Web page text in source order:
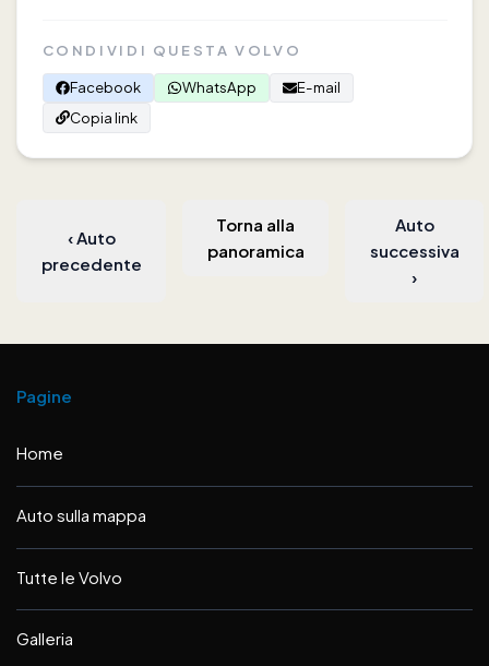
CONDIVIDI QUESTA VOLVO
Facebook
WhatsApp
E-mail
Copia link
‹ Auto
precedente
Torna alla
panoramica
Auto
successiva
›
Pagine
Home
Auto sulla mappa
Tutte le Volvo
Galleria